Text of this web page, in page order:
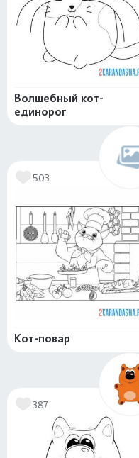
Волшебный кот-
единорог
503
Кот-повар
387